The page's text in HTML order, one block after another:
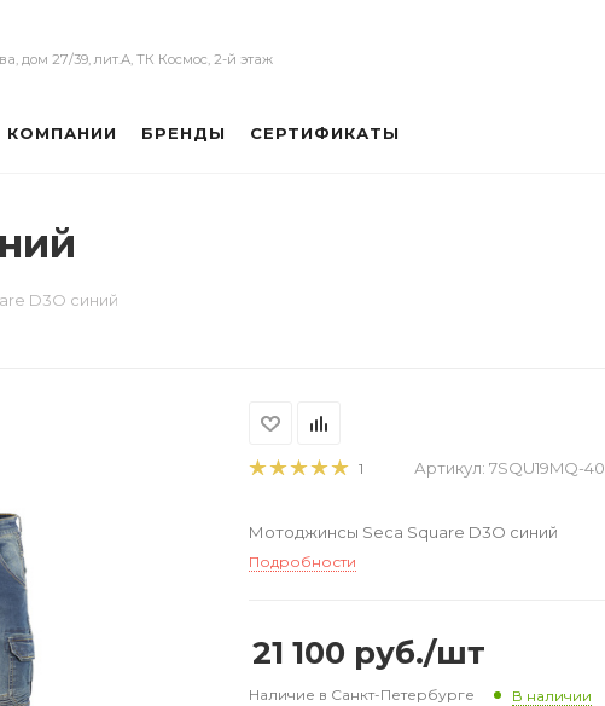
дом 27/39, лит.А, ТК Космос, 2-й этаж
КОМПАНИИ БРЕНДЫ СЕРТИФИКАТЫ
D3O синий
1 Артикул: 7SQU19MQ-40
Мотоджинсы Seca Square D3O синий
Подробности
21 100 руб./шт
Наличие в Санкт-Петербурге В наличии